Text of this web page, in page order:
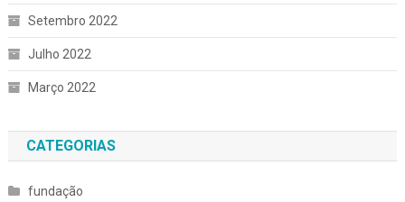
Setembro 2022
Julho 2022
Março 2022
CATEGORIAS
fundação